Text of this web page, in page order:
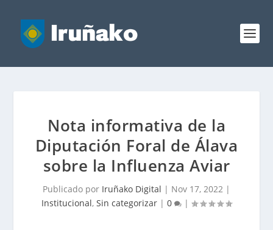
Nota informativa de la
Diputación Foral de Álava
sobre la Influenza Aviar
Publicado por Iruñako Digital | Nov 17, 2022 |
Institucional, Sin categorizar | 0 |